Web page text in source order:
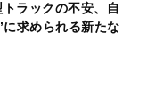
ラックの不安、自
求められる新たな